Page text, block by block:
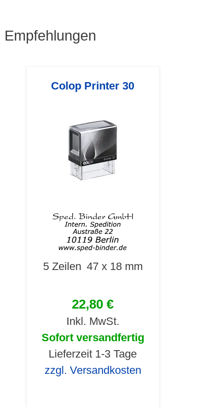
Empfehlungen
Colop Printer 30
5 Zeilen 47 x 18 mm
22,80 €
Inkl. MwSt.
Sofort versandfertig
Lieferzeit 1-3 Tage
zzgl. Versandkosten